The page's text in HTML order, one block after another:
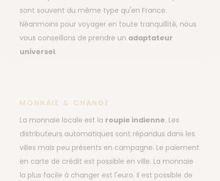
sont souvent du même type qu'en France.
Néanmoins pour voyager en toute tranquillité, nous
vous conseillons de prendre un adaptateur
universel.
MONNAIE & CHANGE
La monnaie locale est la roupie indienne. Les
distributeurs automatiques sont répandus dans les
villes mais peu présents en campagne. Le paiement
en carte de crédit est possible en ville. La monnaie
la plus facile à changer est l'euro. Il est possible de